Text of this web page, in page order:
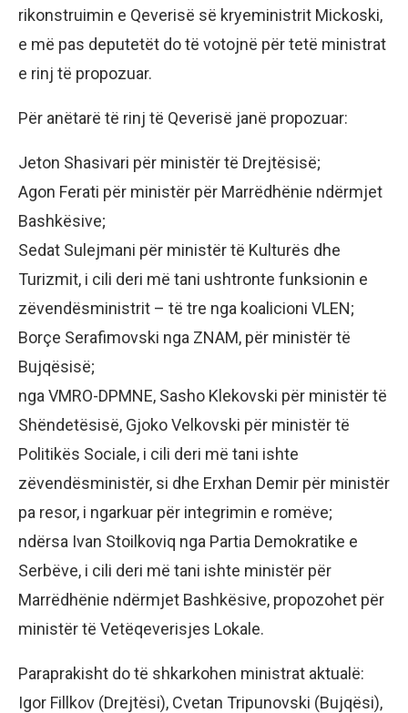
rikonstruimin e Qeverisë së kryeministrit Mickoski,
e më pas deputetët do të votojnë për tetë ministrat
e rinj të propozuar.
Për anëtarë të rinj të Qeverisë janë propozuar:
Jeton Shasivari për ministër të Drejtësisë;
Agon Ferati për ministër për Marrëdhënie ndërmjet
Bashkësive;
Sedat Sulejmani për ministër të Kulturës dhe
Turizmit, i cili deri më tani ushtronte funksionin e
zëvendësministrit – të tre nga koalicioni VLEN;
Borçe Serafimovski nga ZNAM, për ministër të
Bujqësisë;
nga VMRO-DPMNE, Sasho Klekovski për ministër të
Shëndetësisë, Gjoko Velkovski për ministër të
Politikës Sociale, i cili deri më tani ishte
zëvendësministër, si dhe Erxhan Demir për ministër
pa resor, i ngarkuar për integrimin e romëve;
ndërsa Ivan Stoilkoviq nga Partia Demokratike e
Serbëve, i cili deri më tani ishte ministër për
Marrëdhënie ndërmjet Bashkësive, propozohet për
ministër të Vetëqeverisjes Lokale.
Paraprakisht do të shkarkohen ministrat aktualë:
Igor Fillkov (Drejtësi), Cvetan Tripunovski (Bujqësi),